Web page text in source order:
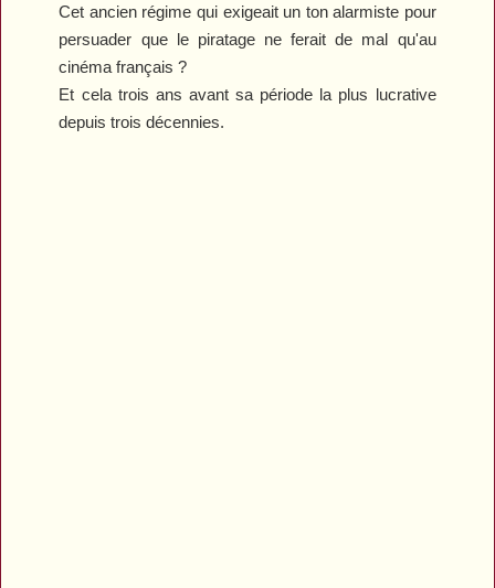
Cet ancien régime qui exigeait un ton alarmiste pour
persuader que le piratage ne ferait de mal qu'au
cinéma français ?
Et cela trois ans avant sa période la plus lucrative
depuis trois décennies.